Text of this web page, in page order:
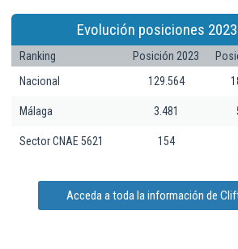
Evolución posiciones
Ranking Posición 2023
Nacional
129.564
Málaga 3.481
Sector CNAE 5621 154
Acceda a toda la información de